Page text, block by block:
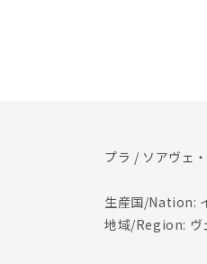
プラ / ソアヴェ
生産国/Nation:
地域/Region: